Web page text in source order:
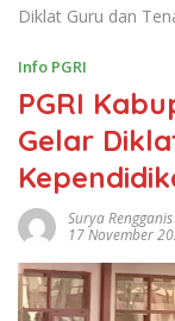
Diklat Guru dan
Info PGRI
PGRI
Gelar
Surya Rengganis
17 November